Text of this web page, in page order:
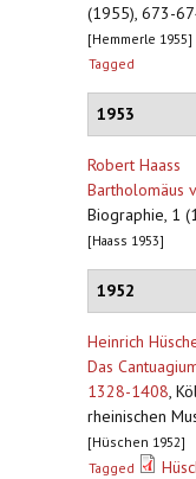
(1955), 673-
[Hemmerle 1955]
Tagged
1953
Robert Haass
Bartholomäus
Biographie, 1
[Haass 1953]
1952
Heinrich
Das
1328-1408,
rheinischen
[Hüschen 1952]
Tagged